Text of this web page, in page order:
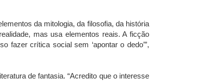
da mitologia, da filosofia, da história
mas usa elementos reais. A ficção
fazer crítica social sem ‘apontar o dedo’”,
de fantasia. “Acredito que o interesse